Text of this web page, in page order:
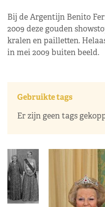
Bij de Argentijn Benito
2009 deze gouden
kralen en pailletten.
in mei 2009 buiten beeld.
Gebruikte tags
Er zijn geen tags